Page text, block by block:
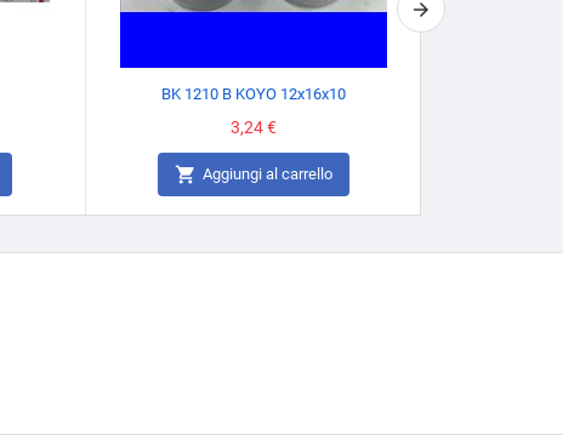
BK 1210 B KOYO 12x16x10
Prezzo
3,24 €
 Aggiungi al carrello